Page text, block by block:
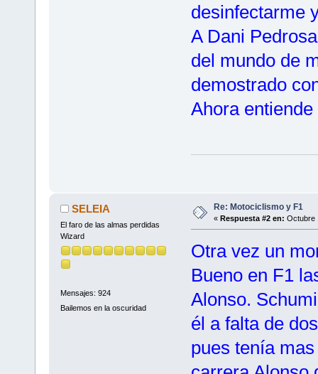
desinfectarme
A Dani
del mundo de
demostrado
Ahora
SELEIA
El faro de las almas perdidas
Wizard
Mensajes: 924
Bailemos en la oscuridad
Re: Motociclismo y F1
« Respuesta #2 en: Octubre
Otra vez un
Bueno en F1
Alonso.
él a falta de
pues tenía